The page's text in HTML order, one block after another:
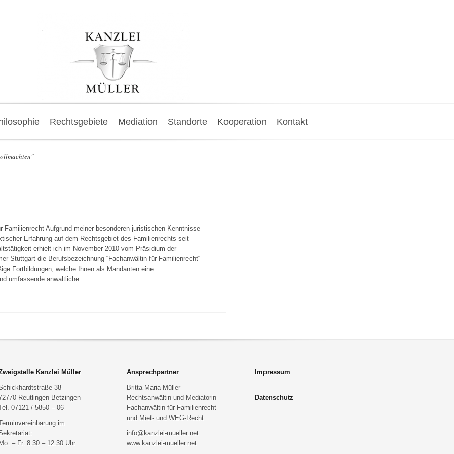
Rechtsgebiete Mediation Standorte Kooperation Kontakt
Familienrecht Aufgrund meiner besonderen juristischen Kenntnisse
Erfahrung auf dem Rechtsgebiet des Familienrechts seit
erhielt ich im November 2010 vom Präsidium der
Stuttgart die Berufsbezeichnung “Fachanwältin für Familienrecht“
Fortbildungen, welche Ihnen als Mandanten eine
umfassende anwaltliche...
Kanzlei Müller
38
Reutlingen-Betzingen
07121 / 5850 – 06
im
– Fr. 8.30 – 12.30 Uhr
Ansprechpartner
Britta Maria Müller
Rechtsanwältin und Mediatorin
Fachanwältin für Familienrecht
und Miet- und WEG-Recht
info@kanzlei-mueller.net
www.kanzlei-mueller.net
Impressum
Datenschutz